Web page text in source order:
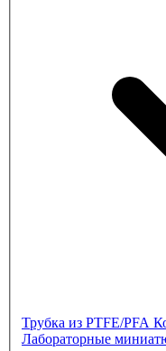
Трубка из PTFE/PFA
Лабораторные